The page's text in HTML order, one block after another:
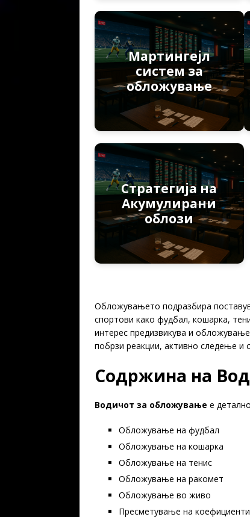
Мартингејл
систем за
обложување
Стратегија на
Акумулирани
облози
Обложувањето подразбира
спортови како фудбал, кошарка,
интерес предизвикува и
побрзи реакции, активно следење и
Содржина на
Водичот за обложување е
Обложување на фудбал
Обложување на кошарка
Обложување на тенис
Обложување на ракомет
Обложување во живо
Пресметување на коефициенти